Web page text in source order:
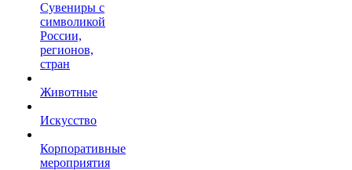
Сувениры с
символикой
России,
регионов,
стран
Животные
Искусство
Корпоративные
мероприятия